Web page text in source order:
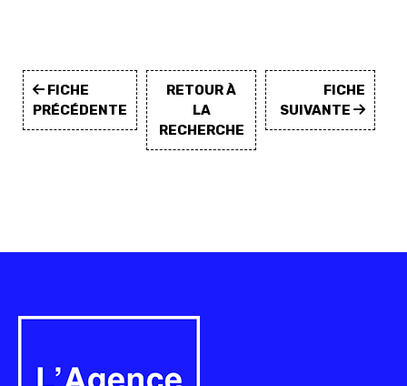
FICHE
PRÉCÉDENTE
RETOUR À
LA
RECHERCHE
FICHE
SUIVANTE